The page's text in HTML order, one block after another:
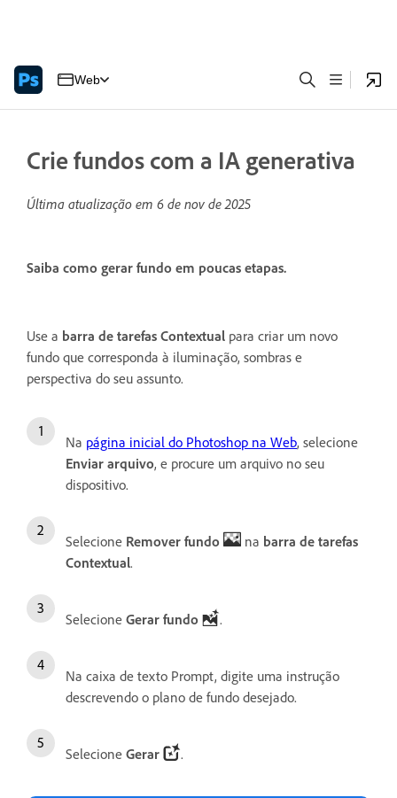
Web
Crie fundos com a IA generativa
Última atualização em 6 de nov de 2025
Saiba como gerar fundo em poucas etapas.
Use a barra de tarefas Contextual para criar um novo
fundo que corresponda à iluminação, sombras e
perspectiva do seu assunto.
Na página inicial do Photoshop na Web, selecione
Enviar arquivo, e procure um arquivo no seu
dispositivo.
Selecione Remover fundo na barra de tarefas
Contextual.
Selecione Gerar fundo .
Na caixa de texto Prompt, digite uma instrução
descrevendo o plano de fundo desejado.
Selecione Gerar .